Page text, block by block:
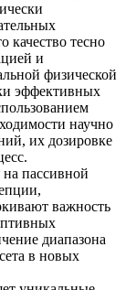
качество тесно
и
физической
эффективных
научно
их дозировке
пассивной
важность
диапазона
в новых